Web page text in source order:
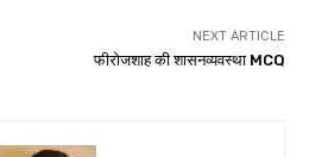
NEXT ARTICLE
फीरोजशाह की शासनव्यवस्था MCQ